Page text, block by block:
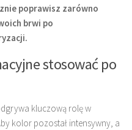
poprawisz zarówno
brwi po
stosować po
kluczową rolę w
kolor pozostał intensywny, a